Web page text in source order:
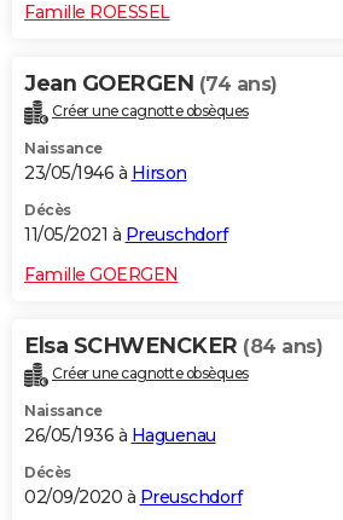
Famille ROESSEL
Jean GOERGEN (74 ans)
Créer une cagnotte obsèques
Naissance
23/05/1946 à Hirson
Décès
11/05/2021 à Preuschdorf
Famille GOERGEN
Elsa SCHWENCKER (84 ans)
Créer une cagnotte obsèques
Naissance
26/05/1936 à Haguenau
Décès
02/09/2020 à Preuschdorf